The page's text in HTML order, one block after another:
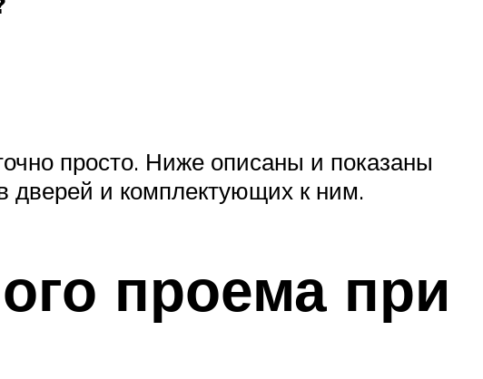
просто. Ниже описаны и показаны
дверей и комплектующих к ним.
проема при